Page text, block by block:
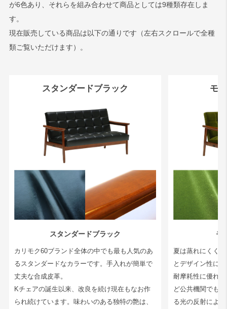
が6色あり、それらを組み合わせて商品としては9種類存在しま
す。
現在販売している商品は以下の通りです（左右スクロールで全種
類ご覧いただけます）。
スタンダードブラック
スタンダードブラック
カリモク60ブランド全体の中でも最も人気のあ
るスタンダードなカラーです。手入れが簡単で
丈夫な合成皮革。
Kチェアの誕生以来、改良を続け現在もなお作
られ続けています。味わいのある独特の艶は、
モ
モ
夏は蒸れにくく
とデザイン性に
耐摩耗性に優れ
ど公共機関でも
る光の反射によ